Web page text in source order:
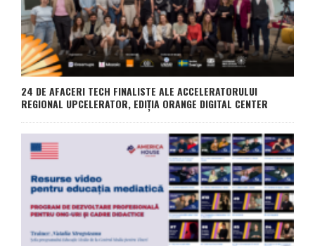
24 DE AFACERI TECH FINALISTE ALE ACCELERATORULUI
REGIONAL UPCELERATOR, EDIȚIA ORANGE DIGITAL CENTER